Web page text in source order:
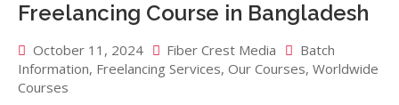
Freelancing Course in Bangladesh
October 11, 2024 Fiber Crest Media
Batch
Information, Freelancing Services, Our Courses, Worldwide
Courses